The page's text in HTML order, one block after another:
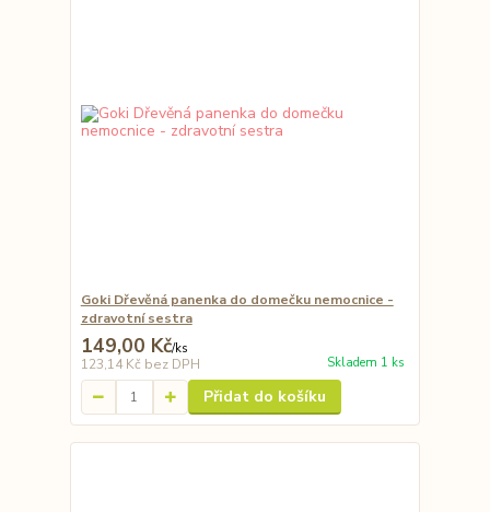
Goki Dřevěná panenka do domečku nemocnice -
zdravotní sestra
149,00 Kč/ks
123,14 Kč bez DPH Skladem 1 ks
Přidat do košíku